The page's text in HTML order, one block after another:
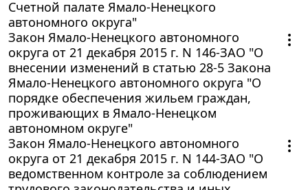
Счетной палате Ямало-Ненецкого
автономного округа"
Закон Ямало-Ненецкого автономного
округа от 21 декабря 2015 г. N 146-ЗАО "О
внесении изменений в статью 28-5 Закона
Ямало-Ненецкого автономного округа "О
порядке обеспечения жильем граждан,
проживающих в Ямало-Ненецком
автономном округе"
Закон Ямало-Ненецкого автономного
округа от 21 декабря 2015 г. N 144-ЗАО "О
ведомственном контроле за соблюдением